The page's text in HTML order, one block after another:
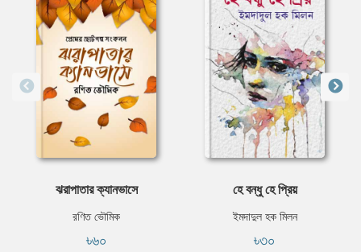
ঝরাপাতার ক্যানভাসে
রণিত ভৌমিক
৳৬০
হে বন্ধু হে প্রিয়
ইমদাদুল হক মিলন
৳৩০